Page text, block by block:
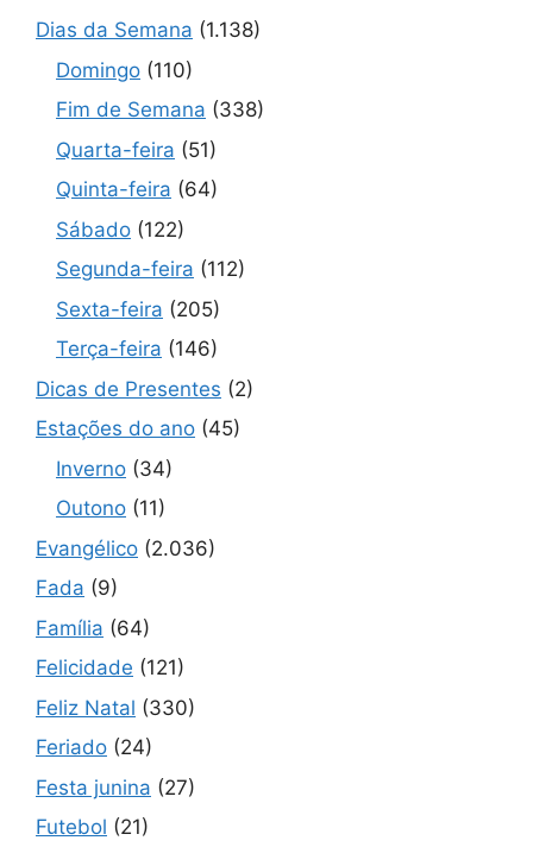
Dias da Semana (1.138)
Domingo (110)
Fim de Semana (338)
Quarta-feira (51)
Quinta-feira (64)
Sábado (122)
Segunda-feira (112)
Sexta-feira (205)
Terça-feira (146)
Dicas de Presentes (2)
Estações do ano (45)
Inverno (34)
Outono (11)
Evangélico (2.036)
Fada (9)
Família (64)
Felicidade (121)
Feliz Natal (330)
Feriado (24)
Festa junina (27)
Futebol (21)